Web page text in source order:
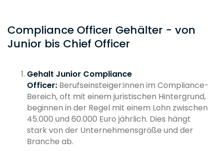
Compliance Officer Gehälter - von
Junior bis Chief Officer
Gehalt Junior Compliance
Officer: Berufseinsteiger:innen im Compliance-
Bereich, oft mit einem juristischen Hintergrund,
beginnen in der Regel mit einem Lohn zwischen
45.000 und 60.000 Euro jährlich. Dies hängt
stark von der Unternehmensgröße und der
Branche ab.